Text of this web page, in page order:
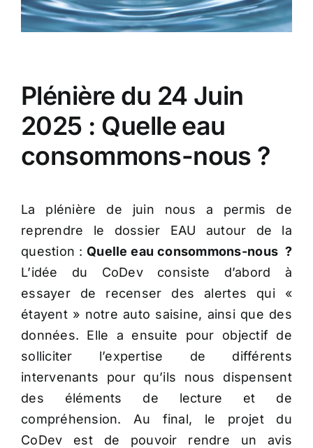
Plénière du 24 Juin
2025 : Quelle eau
consommons-nous ?
La plénière de juin nous a permis de
reprendre le dossier EAU autour de la
question :Quelle eau consommons-nous ?
L’idée du CoDev consiste d’abord à
essayer de recenser des alertes qui «
étayent » notre auto saisine, ainsi que des
données. Elle a ensuite pour objectif de
solliciter l’expertise de différents
intervenants pour qu’ils nous dispensent
des éléments de lecture et de
compréhension. Au final, le projet du
CoDev est de pouvoir rendre un avis